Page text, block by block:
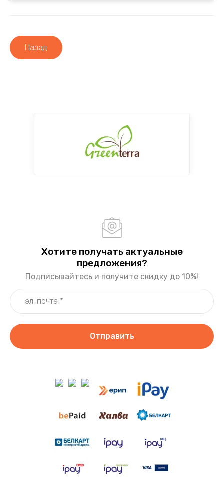
Назад
Хотите получать актуальные
предложения?
Подписывайтесь и получите скидку до 10%!
Отправить